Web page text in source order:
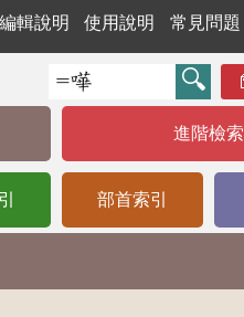
編輯說明 使用說明 常見問題
進階檢索
部首索引